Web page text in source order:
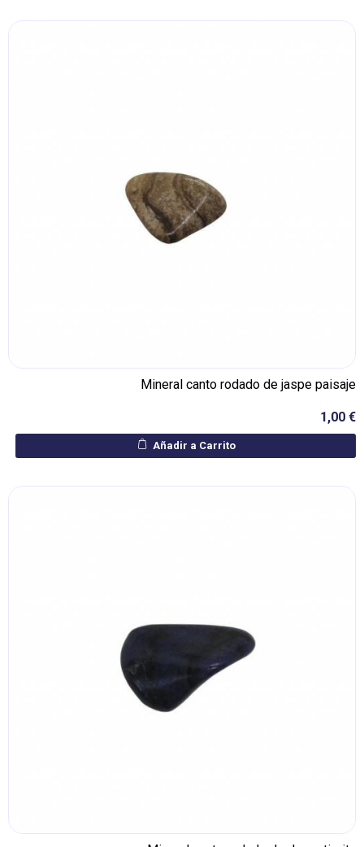
Mineral canto rodado de jaspe paisaje
1,00 €
Añadir a Carrito